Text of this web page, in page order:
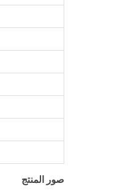
صور المنتج